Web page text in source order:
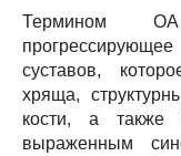
Термином ОА
прогрессирующее
суставов,
хряща,
кости, а также
выраженным